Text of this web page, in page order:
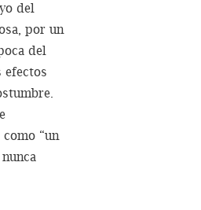
del
por un
del
efectos
“un